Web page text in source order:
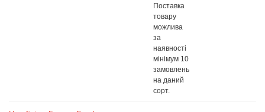
Поставка
товару
можлива
за
наявності
мінімум 10
замовлень
на даний
сорт.